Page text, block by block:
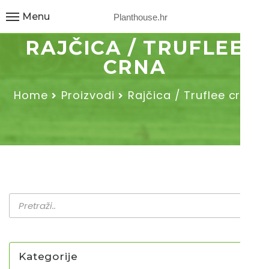
Planthouse.hr
Menu
RAJČICA / TRUFLEE
CRNA
Home Proizvodi Rajčica / Truflee crna
Kategorije